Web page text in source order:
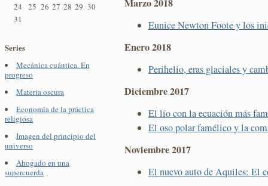
24
25 26 27 28 29 30
31
Series
Mecánica cuántica. En
progreso
Materia oscura
Economía de la práctica
religiosa
Imagen del principio del
universo
Ahogado en una
supercuerda
Marzo 2018
Eunice Newton Foote y los
Enero 2018
Perihelio, eras glaciales y
Diciembre 2017
El lío con la ecuación más
El oso polar famélico y la
Noviembre 2017
El nuevo auto de Aquiles: El